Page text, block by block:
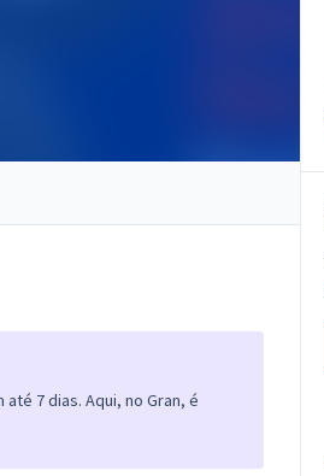
7 dias. Aqui, no Gran, é